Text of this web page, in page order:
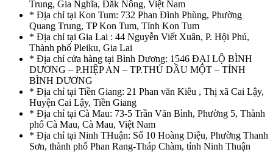
Trung, Gia Nghĩa, Đăk Nông, Việt Nam
* Địa chỉ tại Kon Tum: 732 Phan Đình Phùng, Phường
Quang Trung, TP Kon Tum, Tỉnh Kon Tum
* Địa chỉ tại Gia Lai : 44 Nguyễn Viết Xuân, P. Hội Phú,
Thành phố Pleiku, Gia Lai
* Địa chỉ cửa hàng tại Bình Dương: 1546 ĐẠI LỘ BÌNH
DƯƠNG – P.HIỆP AN – TP.THỦ DẦU MỘT – TỈNH
BÌNH DƯƠNG
* Địa chỉ tại Tiền Giang: 21 Phan văn Kiêu , Thị xã Cai Lậy,
Huyện Cai Lậy, Tiền Giang
* Địa chỉ tại Cà Mau: 73-5 Trần Văn Bình, Phường 5, Thành
phố Cà Mau, Cà Mau, Việt Nam
* Địa chỉ tại Ninh THuận: Số 10 Hoàng Diệu, Phường Thanh
Sơn, thành phố Phan Rang-Tháp Chàm, tỉnh Ninh Thuận